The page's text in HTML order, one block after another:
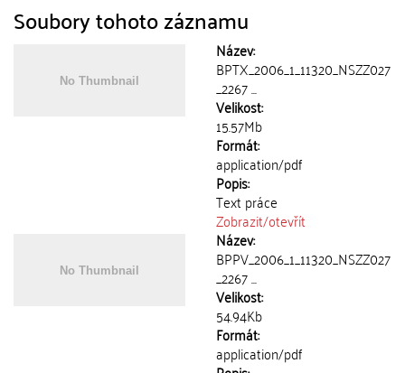
Soubory tohoto záznamu
Název:
BPTX_2006_1_11320_NSZZ027
_2267 ...
Velikost:
15.57Mb
Formát:
application/pdf
Popis:
Text práce
Zobrazit/otevřít
Název:
BPPV_2006_1_11320_NSZZ027
_2267 ...
Velikost:
54.94Kb
Formát:
application/pdf